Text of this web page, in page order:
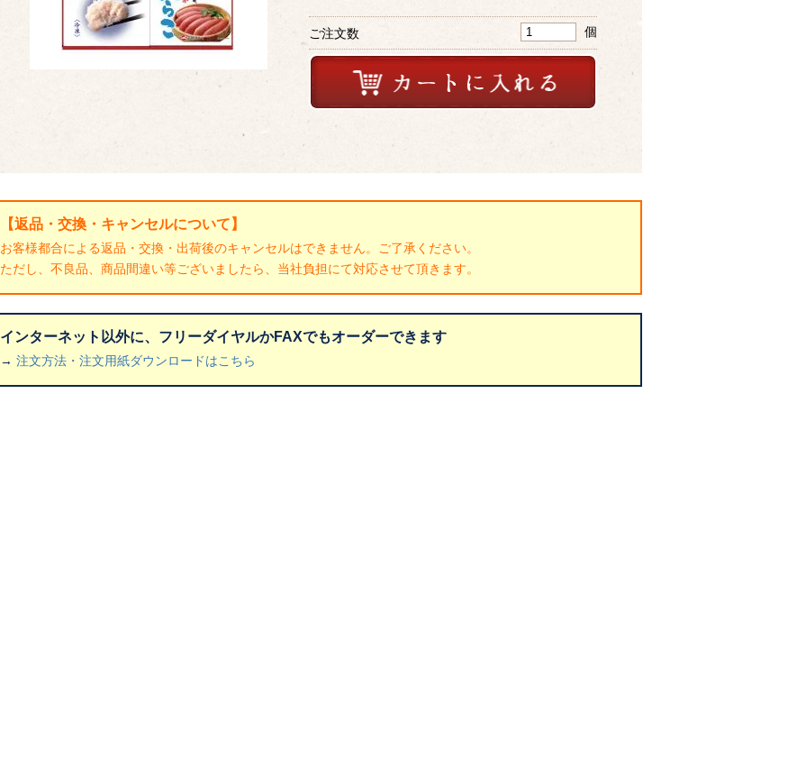
ご注文数 個
【返品・交換・キャンセルについて】
お客様都合による返品・交換・出荷後のキャンセルはできません。ご了承ください。
ただし、不良品、商品間違い等ございましたら、当社負担にて対応させて頂きます。
インターネット以外に、フリーダイヤルかFAXでもオーダーできます
→ 注文方法・注文用紙ダウンロードはこちら